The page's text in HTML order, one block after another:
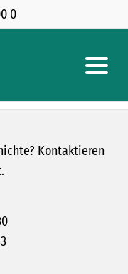
0
Kontaktieren